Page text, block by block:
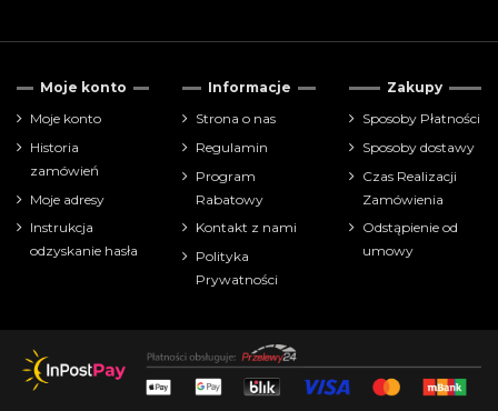
Moje konto
Moje konto
Historia
zamówień
Moje adresy
Instrukcja
odzyskanie hasła
Informacje
Strona o nas
Regulamin
Program
Rabatowy
Kontakt z nami
Polityka
Prywatności
Zakupy
Sposoby Płatności
Sposoby dostawy
Czas Realizacji
Zamówienia
Odstąpienie od
umowy